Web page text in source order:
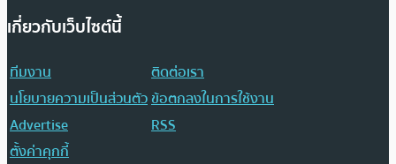
เกี่ยวกับเว็บไซต์นี้
ทีมงาน
ติดต่อเรา
นโยบายความเป็นส่วนตัวข้อตกลงในการใช้งาน
Advertise
RSS
ตั้งค่าคุกกี้